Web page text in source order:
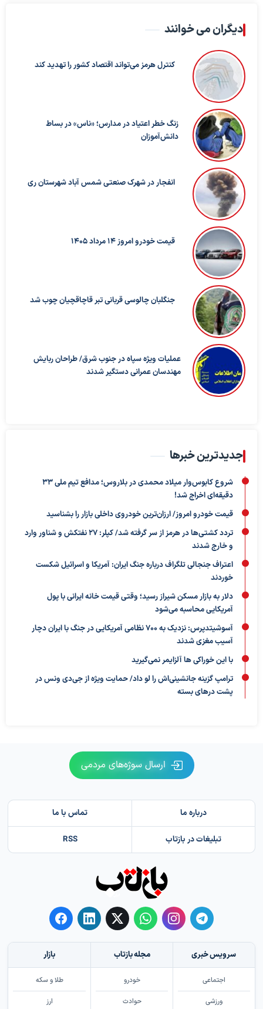
دیگران می خوانند
کنترل هرمز می‌تواند اقتصاد کشور را تهدید کند
زنگ خطر اعتیاد در مدارس؛ «ناس» در بساط
دانش‌آموزان
انفجار در شهرک صنعتی شمس آباد شهرستان ری
قیمت خودرو امروز 14 مرداد 1405
جنگلبان چالوسی قربانی تبر قاچاقچیان چوب شد
عملیات ویژه سپاه در جنوب شرق/ طراحان ربایش
مهندسان عمرانی دستگیر شدند
جدیدترین خبرها
شروع کابوس‌وار میلاد محمدی در بلاروس؛ مدافع تیم ملی ۳۳
دقیقه‌ای اخراج شد!
قیمت خودرو امروز/ ارزان‌ترین خودروی داخلی بازار را بشناسید
تردد کشتی‌ها در هرمز از سر گرفته شد/ کپلر: ۲۷ نفتکش و شناور وارد
و خارج شدند
اعتراف جنجالی تلگراف درباره جنگ ایران: آمریکا و اسرائیل شکست
خوردند
دلار به بازار مسکن شیراز رسید؛ وقتی قیمت خانه ایرانی با پول
آمریکایی محاسبه می‌شود
آسوشیتدپرس: نزدیک به ۷۰۰ نظامی آمریکایی در جنگ با ایران دچار
آسیب مغزی شدند
با این خوراکی ها آلزایمر نمی‌گیرید
ترامپ گزینه جانشینی‌اش را لو داد/ حمایت ویژه از جی‌دی ونس در
پشت درهای بسته
ارسال سوژه‌های مردمی
درباره ما تماس با ما
تبلیغات در بازتاب RSS
سرویس خبری
اجتماعی
ورزشی
مجله بازتاب
خودرو
حوادث
بازار
طلا و سکه
ارز